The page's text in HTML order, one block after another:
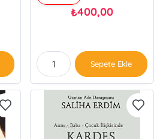
₺400,00
Sepete Ekle